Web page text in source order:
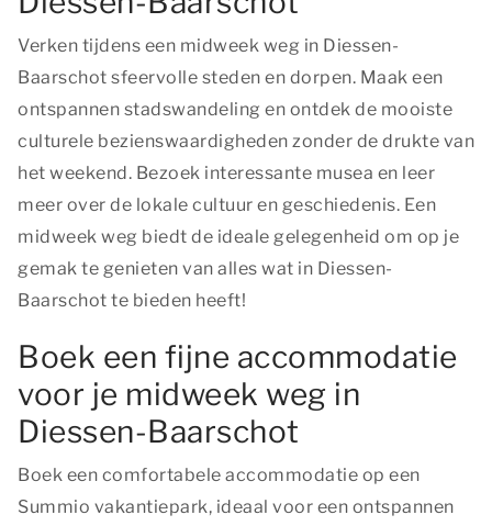
Verken tijdens een midweek weg in Diessen-
Baarschot sfeervolle steden en dorpen. Maak een
ontspannen stadswandeling en ontdek de mooiste
culturele bezienswaardigheden zonder de drukte van
het weekend. Bezoek interessante musea en leer
meer over de lokale cultuur en geschiedenis. Een
midweek weg biedt de ideale gelegenheid om op je
gemak te genieten van alles wat in Diessen-
Baarschot te bieden heeft!
Boek een fijne accommodatie
voor je midweek weg in
Diessen-Baarschot
Boek een comfortabele accommodatie op een
Summio vakantiepark, ideaal voor een ontspannen